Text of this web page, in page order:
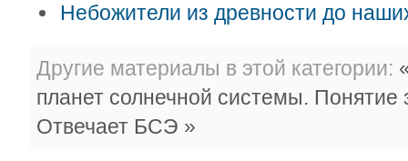
Небожители из древности до
Другие материалы в этой категории:
планет солнечной системы. Понятие
Отвечает БСЭ »